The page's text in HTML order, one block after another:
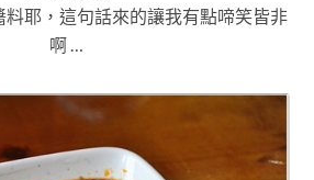
料耶 ，這句話來的讓我有點啼笑皆非
啊 …